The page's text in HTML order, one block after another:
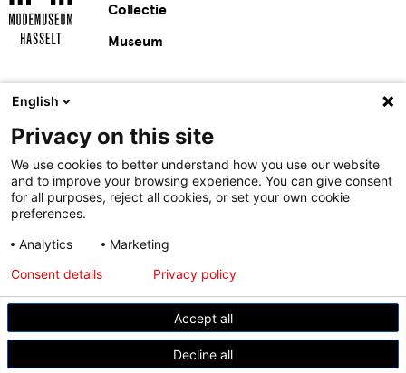
Collectie
Museum
© Modemuseum Hasselt
Gasthuisstraat 11, 3500 Hasselt
+32 11 23 96 21
English
Privacy on this site
We use cookies to better understand how you use our website
and to improve your browsing experience. You can give consent
for all purposes, reject all cookies, or set your own cookie
preferences.
Analytics
Marketing
Accept all
Decline all
Consent details Privacy policy